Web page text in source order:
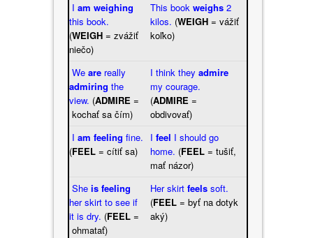
I am weighing
this book.
(WEIGH= zvážiť
niečo)
This book weighs2
kilos. (WEIGH= vážiť
koľko)
We are really
admiring the
view. (ADMIRE=
kochať sa čím)
I think they admire
my courage.
(ADMIRE=
obdivovať)
I am feeling fine.
(FEEL= cítiť sa)
I feel I should go
home. (FEEL= tušiť,
mať názor)
She is feeling
her skirt to see if
it is dry. (FEEL=
ohmatať)
Her skirt feelssoft.
(FEEL= byť na dotyk
aký)